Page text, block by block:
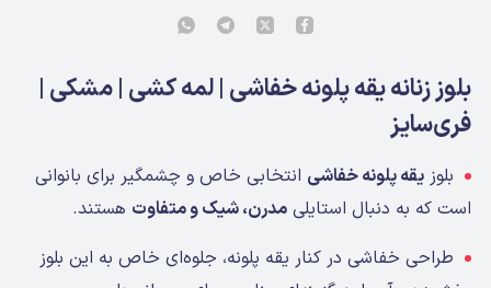
بلوز زنانه یقه پلونه خفاشی | لمه کشی | مشکی |
فری‌سایز
بلوز یقه پلونه خفاشی انتخابی خاص و چشمگیر برای بانوانی
است که به دنبال استایلی مدرن، شیک و متفاوت هستند.
طراحی خفاشی در کنار یقه پلونه، جلوه‌ای خاص به این بلوز